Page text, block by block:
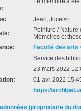
Le mémoire a
Jean, Jocelyn
Peinture / Nature
Mémoires et
Faculté des arts
Service des
23 mars 2022
01 avr. 2022
https://
(propriétaire du